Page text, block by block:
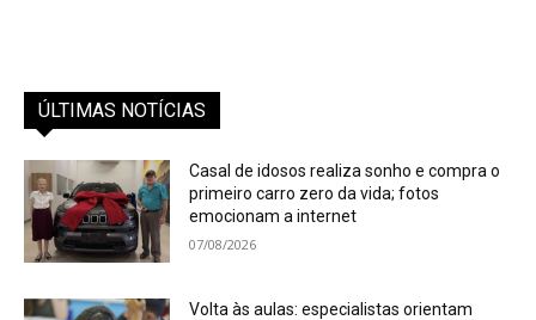
ÚLTIMAS NOTÍCIAS
Casal de idosos realiza sonho e compra o
primeiro carro zero da vida; fotos
emocionam a internet
07/08/2026
Volta às aulas: especialistas orientam